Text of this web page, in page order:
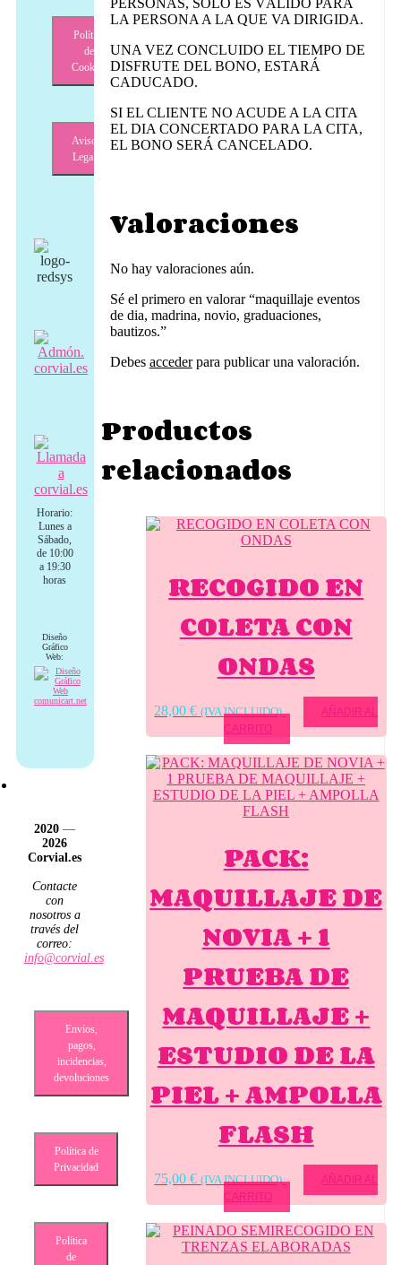
LA PERSONA A LA QUE VA DIRIGIDA.
UNA VEZ CONCLUIDO EL TIEMPO DE
DISFRUTE DEL BONO, ESTARÁ
CADUCADO.
SI EL CLIENTE NO ACUDE A LA CITA
EL DIA CONCERTADO PARA LA CITA,
EL BONO SERÁ CANCELADO.
Valoraciones
No hay valoraciones aún.
Sé el primero en valorar “maquillaje eventos
de dia, madrina, novio, graduaciones,
bautizos.”
Debes accederpara publicar una valoración.
Productos
relacionados
RECOGIDO EN
COLETA CON
ONDAS
28,00€ (IVA INCLUIDO)
AÑADIR AL
CARRITO
PACK:
MAQUILLAJE DE
NOVIA + 1
PRUEBA DE
MAQUILLAJE +
ESTUDIO DE LA
PIEL + AMPOLLA
FLASH
75,00€ (IVA INCLUIDO)
AÑADIR AL
CARRITO
Política
de
Cookies
Aviso
Legal
Horario:
Lunes a
Sábado,
de 10:00
a 19:30
horas
Diseño
Gráfico
Web:
2020—
2026
Corvial.es
Contacte
con
nosotros a
través del
correo:
info@corvial.es
Envíos,
pagos,
incidencias,
devoluciones
Política de
Privacidad
Política
de